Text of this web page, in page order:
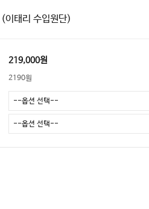
태리 수입원단)
219,000원
2190원